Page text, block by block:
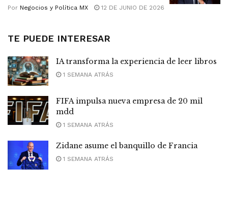
Por Negocios y Política MX 12 DE JUNIO DE 2026
TE PUEDE INTERESAR
IA transforma la experiencia de leer libros
1 SEMANA ATRÁS
FIFA impulsa nueva empresa de 20 mil
mdd
1 SEMANA ATRÁS
Zidane asume el banquillo de Francia
1 SEMANA ATRÁS